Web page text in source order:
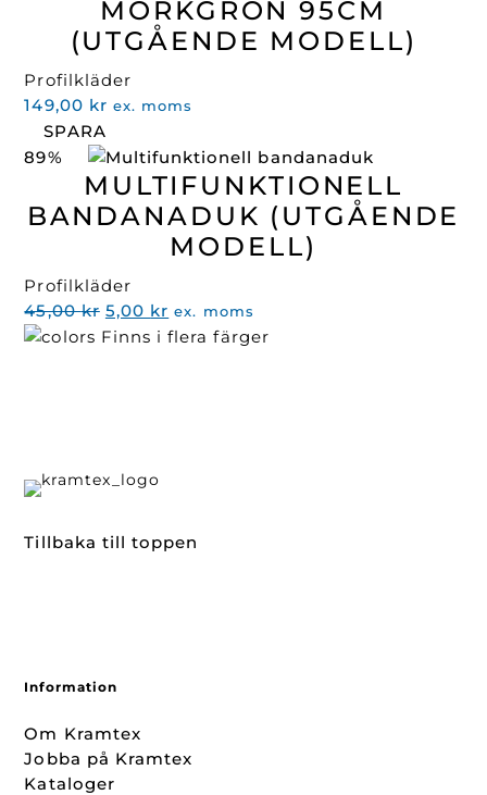
MÖRKGRÖN 95CM
(UTGÅENDE MODELL)
Profilkläder
149,00 kr ex. moms
SPARA
89%
MULTIFUNKTIONELL
BANDANADUK (UTGÅENDE
MODELL)
Profilkläder
45,00kr Det
ursprungliga
5,00 kr Det
nuvarande
ex. moms
Finns i flera färger
Tillbaka till toppen
Information
Om Kramtex
Jobba på Kramtex
Kataloger